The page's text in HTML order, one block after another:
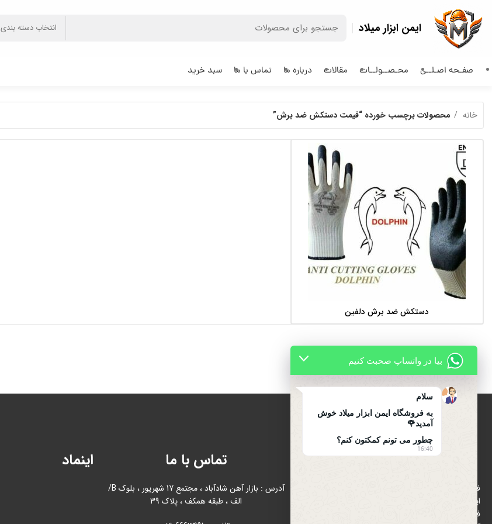
ایمن ابزار میلاد انتخاب دسته بندی
صفـحه اصـلــی محـصــولــات مقالات درباره ما تماس با ما سبد خرید
خانه محصولات برچسب خورده “قیمت دستکش ضد برش”
اطلاعات بیشتر
دستکش ضد برش دلفین
درباره ایمن ابزار میلاد
فروشگاه ایمن ابزار میلاد با هدف رواج استفاده از تجهیزات
فروش تجهیزات ایمنی و ترافیکی در بازار شاد آباد ( بازار
تماس با ما
آدرس : بازار آهن شادآباد ، مجتمع 17 شهریور ، بلوک B/
الف ، طبقه همکف ، پلاک 39
اینماد
بیا در واتساپ صحبت کنیم
سلام
به فروشگاه ایمن ابزار میلاد خوش
آمدید🌹
چطور می تونم کمکتون کنم؟
16:40